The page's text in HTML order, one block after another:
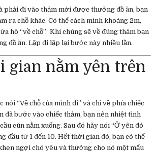
phải đi vào thảm mới được thưởng đồ ăn, bạn
ra chỗ khác. Có thể cách mình khoảng 2m,
hô “về chỗ”. Khi chúng sẽ về đúng thảm bạn
đồ ăn. Lặp đi lặp lại bước này nhiều lần.
gian nằm yên trên
nói “Về chỗ của mình đi” và chỉ về phía chiếc
đã bước vào chiếc thảm, bạn nên nhiệt tình
cún nằm xuống. Sau đó hãy nói “Ở yên đó
đầu từ 1 đến 10. Hết thời gian đó, bạn có thể
ngợi chó yêu và thưởng cho nó một mẩu